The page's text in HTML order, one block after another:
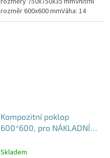
rozměr 600x600 mmVáha: 14
kgPovrchová úprava:
Kompozitní poklop
600*600, pro NÁKLADNÍ
pachotěsný
Skladem